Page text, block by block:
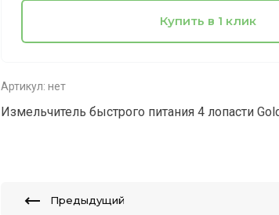
Купить в 1 клик
Артикул: нет
Измельчитель быстрого питания 4 лопасти
Предыдущий